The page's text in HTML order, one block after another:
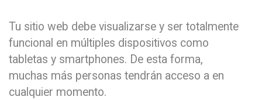
Tu sitio web debe visualizarse y ser totalmente
funcional en múltiples dispositivos como
tabletas y smartphones. De esta forma,
muchas más personas tendrán acceso a en
cualquier momento.